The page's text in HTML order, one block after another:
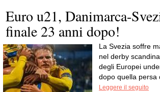
Euro u21, Danimarca-
finale 23 anni dopo!
La Svezia soffre
nel derby
degli Europei
dopo quella persa
Leggere il seguito